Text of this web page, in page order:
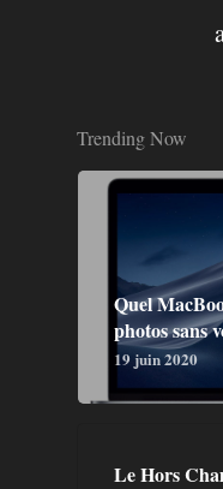
Trending Now
Quel
photos sans
19 juin 2020
Le Hors